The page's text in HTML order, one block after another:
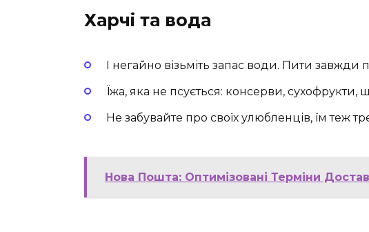
Харчі та вода
І негайно візьміть запас води. Пити
Їжа, яка не псується: консерви,
Не забувайте про своїх улюбленців, їм теж
Нова Пошта: Оптимізовані Терміни